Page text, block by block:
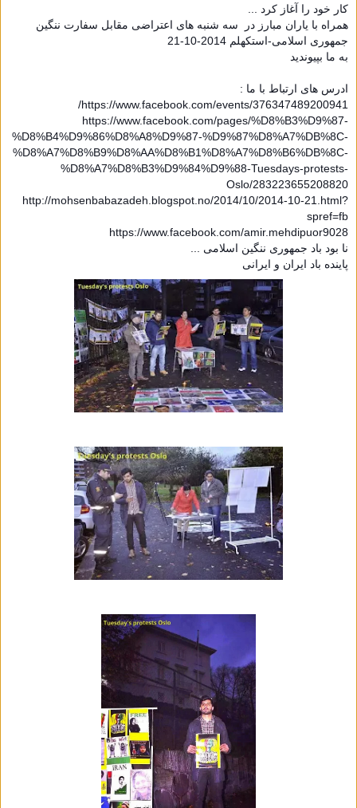
كار خود را آغاز كرد ...
همراه با یاران مبارز در سه شنبه های اعتراضی مقابل سفارت ننگین
جمهوری اسلامی-استکهلم 2014-10-21
به ما بپیوندید
ادرس هاى ارتباط با ما :
https://www.facebook.com/events/376347489200941/
https://www.facebook.com/pages/%D8%B3%D9%87-
%D8%B4%D9%86%D8%A8%D9%87-%D9%87%D8%A7%DB%8C-
%D8%A7%D8%B9%D8%AA%D8%B1%D8%A7%D8%B6%DB%8C-
%D8%A7%D8%B3%D9%84%D9%88-Tuesdays-protests-
Oslo/283223655208820
http://mohsenbabazadeh.blogspot.no/2014/10/2014-10-21.html?
spref=fb
https://www.facebook.com/amir.mehdipuor9028
نا بود باد جمهوری ننگین اسلامی ...
پاینده باد ایران و ایرانی